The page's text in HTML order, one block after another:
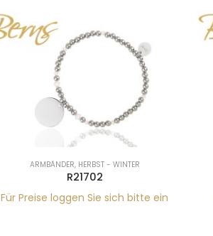
ARMBÄNDER, HERBST - WINTER
R21702
Für Preise loggen Sie sich bitte ein